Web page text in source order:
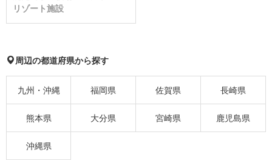
リゾート施設
周辺の都道府県から探す
九州・沖縄 福岡県 佐賀県 長崎県
熊本県 大分県 宮崎県 鹿児島県
沖縄県